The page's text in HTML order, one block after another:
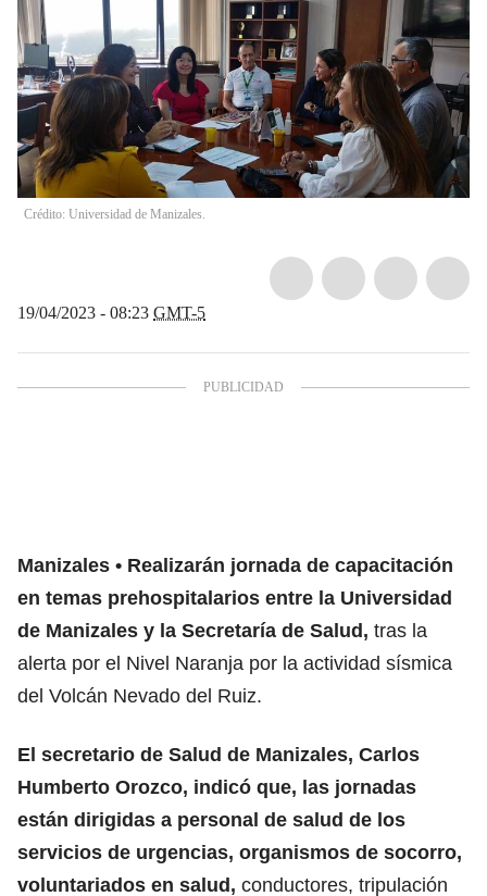
Crédito: Universidad de Manizales.
19/04/2023 - 08:23 GMT-5
Manizales
Realizarán jornada de capacitación
en temas prehospitalarios entre la Universidad
de Manizales y la Secretaría de Salud, tras la
alerta por el Nivel Naranja por la actividad sísmica
del Volcán Nevado del Ruiz.
El secretario de Salud de Manizales, Carlos
Humberto Orozco, indicó que, las jornadas
están dirigidas a personal de salud de los
servicios de urgencias, organismos de socorro,
voluntariados en salud, conductores, tripulación